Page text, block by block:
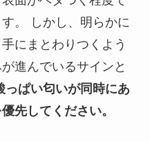
。 しかし、明らかに
にまとわりつくよう
進んでいるサインと
っぱい匂いが同時にあ
先してください。